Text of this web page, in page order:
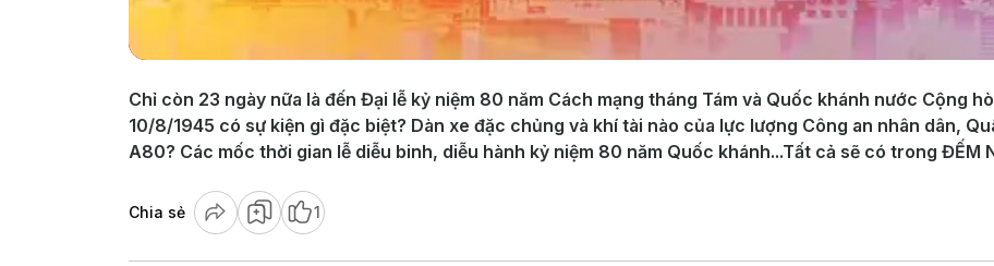
Chỉ còn 23 ngày nữa là đến Đại lễ kỷ niệm 80 năm Cách mạng tháng Tám và Quốc khánh nước Cộng
10/8/1945 có sự kiện gì đặc biệt? D àn xe đặc chủng và khí tài nào của lực lượng Công an nhân dân,
A80? Các mốc thời gian lễ diễu binh, diễu hành kỷ niệm 80 năm Quốc khánh...Tất cả sẽ có trong ĐẾM
Chia sẻ 1